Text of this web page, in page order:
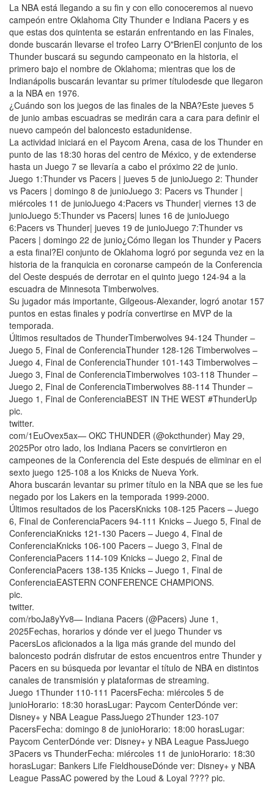
La NBA está llegando a su fin y con ello conoceremos al nuevo
campeón entre Oklahoma City Thunder e Indiana Pacers y es
que estas dos quintenta se estarán enfrentando en las Finales,
donde buscarán llevarse el trofeo Larry O"BrienEl conjunto de los
Thunder buscará su segundo campeonato en la historia, el
primero bajo el nombre de Oklahoma; mientras que los de
Indianápolis buscarán levantar su primer títulodesde que llegaron
a la NBA en 1976.
¿Cuándo son los juegos de las finales de la NBA?Este jueves 5
de junio ambas escuadras se medirán cara a cara para definir el
nuevo campeón del baloncesto estadunidense.
La actividad iniciará en el Paycom Arena, casa de los Thunder en
punto de las 18:30 horas del centro de México, y de extenderse
hasta un Juego 7 se llevaría a cabo el próximo 22 de junio.
Juego 1:Thunder vs Pacers | jueves 5 de junioJuego 2: Thunder
vs Pacers | domingo 8 de junioJuego 3: Pacers vs Thunder |
miércoles 11 de junioJuego 4:Pacers vs Thunder| viernes 13 de
junioJuego 5:Thunder vs Pacers| lunes 16 de junioJuego
6:Pacers vs Thunder| jueves 19 de junioJuego 7:Thunder vs
Pacers | domingo 22 de junio¿Cómo llegan los Thunder y Pacers
a esta final?El conjunto de Oklahoma logró por segunda vez en la
historia de la franquicia en coronarse campeón de la Conferencia
del Oeste después de derrotar en el quinto juego 124-94 a la
escuadra de Minnesota Timberwolves.
Su jugador más importante, Gilgeous-Alexander, logró anotar 157
puntos en estas finales y podría convertirse en MVP de la
temporada.
Últimos resultados de ThunderTimberwolves 94-124 Thunder –
Juego 5, Final de ConferenciaThunder 128-126 Timberwolves –
Juego 4, Final de ConferenciaThunder 101-143 Timberwolves –
Juego 3, Final de ConferenciaTimberwolves 103-118 Thunder –
Juego 2, Final de ConferenciaTimberwolves 88-114 Thunder –
Juego 1, Final de ConferenciaBEST IN THE WEST #ThunderUp
pic.
twitter.
com/1EuOvex5ax— OKC THUNDER (@okcthunder) May 29,
2025Por otro lado, los Indiana Pacers se convirtieron en
campeones de la Conferencia del Este después de eliminar en el
sexto juego 125-108 a los Knicks de Nueva York.
Ahora buscarán levantar su primer título en la NBA que se les fue
negado por los Lakers en la temporada 1999-2000.
Últimos resultados de los PacersKnicks 108-125 Pacers – Juego
6, Final de ConferenciaPacers 94-111 Knicks – Juego 5, Final de
ConferenciaKnicks 121-130 Pacers – Juego 4, Final de
ConferenciaKnicks 106-100 Pacers – Juego 3, Final de
ConferenciaPacers 114-109 Knicks – Juego 2, Final de
ConferenciaPacers 138-135 Knicks – Juego 1, Final de
ConferenciaEASTERN CONFERENCE CHAMPIONS.
pic.
twitter.
com/rboJa8yYv8— Indiana Pacers (@Pacers) June 1,
2025Fechas, horarios y dónde ver el juego Thunder vs
PacersLos aficionados a la liga más grande del mundo del
baloncesto podrán disfrutar de estos encuentros entre Thunder y
Pacers en su búsqueda por levantar el título de NBA en distintos
canales de transmisión y plataformas de streaming.
Juego 1Thunder 110-111 PacersFecha: miércoles 5 de
junioHorario: 18:30 horasLugar: Paycom CenterDónde ver:
Disney+ y NBA League PassJuego 2Thunder 123-107
PacersFecha: domingo 8 de junioHorario: 18:00 horasLugar:
Paycom CenterDónde ver: Disney+ y NBA League PassJuego
3Pacers vs ThunderFecha: miércoles 11 de junioHorario: 18:30
horasLugar: Bankers Life FieldhouseDónde ver: Disney+ y NBA
League PassAC powered by the Loud & Loyal ???? pic.